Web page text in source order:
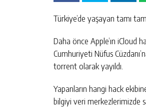
Türkiye’de yaşayan tamı
Daha önce Apple’ın iCloud
Cumhuriyeti Nüfus
torrent olarak yayıldı.
Yapanların hangi hack
bilgiyi veri merkezlerimizde